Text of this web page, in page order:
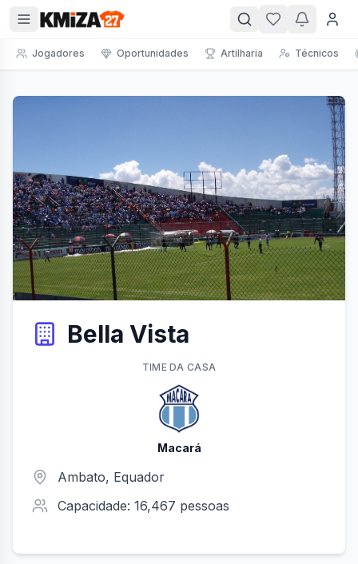
Jogadores Oportunidades Artilharia Técnicos
Bella Vista
Ambato, Equador
Capacidade: 16,467 pessoas
TIMEDA CASA
Macará